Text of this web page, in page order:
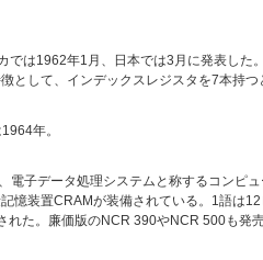
は1962年1月、日本では3月に発表し
して、インデックスレジスタを7本持つ
年。
子データ処理システムと称するコンピ
憶装置CRAMが装備されている。1語は
た。廉価版のNCR 390やNCR 500も発売